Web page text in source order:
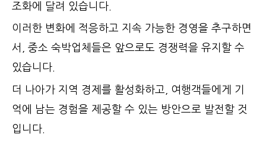
조화에 달려 있습니다.
이러한 변화에 적응하고 지속 가능한 경영을 추구하면
서, 중소 숙박업체들은 앞으로도 경쟁력을 유지할 수
있습니다.
더 나아가 지역 경제를 활성화하고, 여행객들에게 기
억에 남는 경험을 제공할 수 있는 방안으로 발전할 것
입니다.